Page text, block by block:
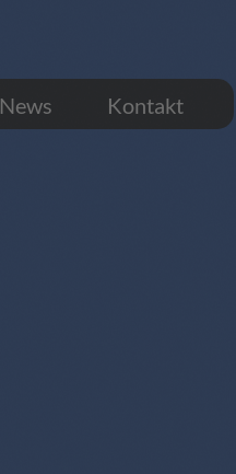
News Kontakt